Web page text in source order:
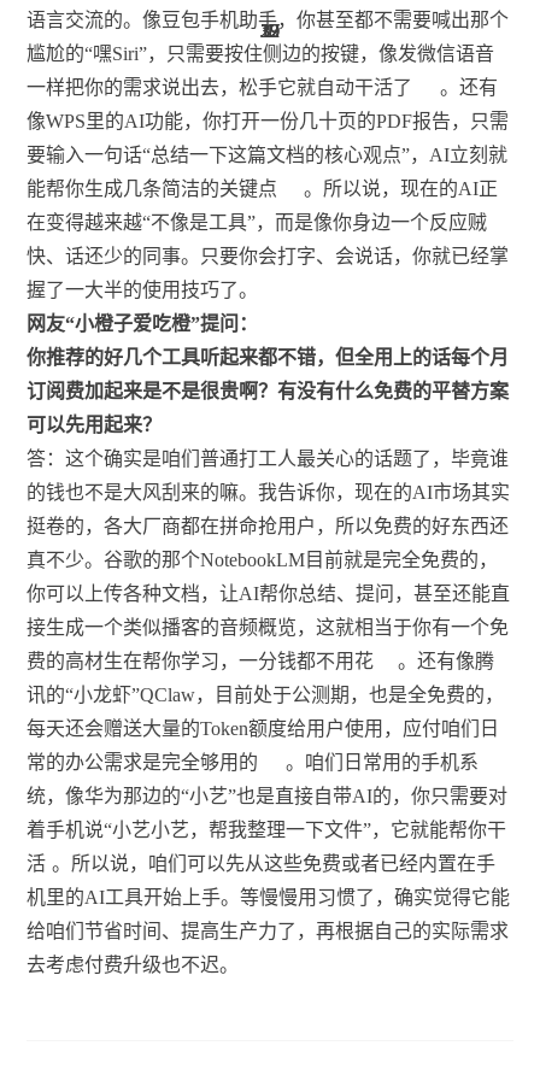
1
1
1
29
33
19
19
37
32
32
32
语言交流的。像豆包手机助手，你甚至都不需要喊出那个
尴尬的“嘿Siri”，只需要按住侧边的按键，像发微信语音
一样把你的需求说出去，松手它就自动干活了
29
。还有
像WPS里的AI功能，你打开一份几十页的PDF报告，只需
要输入一句话“总结一下这篇文档的核心观点”，AI立刻就
能帮你生成几条简洁的关键点
37
。所以说，现在的AI正
在变得越来越“不像是工具”，而是像你身边一个反应贼
快、话还少的同事。只要你会打字、会说话，你就已经掌
握了一大半的使用技巧了。
网友“小橙子爱吃橙”提问：
你推荐的好几个工具听起来都不错，但全用上的话每个月
订阅费加起来是不是很贵啊？有没有什么免费的平替方案
可以先用起来？
答：这个确实是咱们普通打工人最关心的话题了，毕竟谁
的钱也不是大风刮来的嘛。我告诉你，现在的AI市场其实
挺卷的，各大厂商都在拼命抢用户，所以免费的好东西还
真不少。谷歌的那个NotebookLM目前就是完全免费的，
你可以上传各种文档，让AI帮你总结、提问，甚至还能直
接生成一个类似播客的音频概览，这就相当于你有一个免
费的高材生在帮你学习，一分钱都不用花
17
。还有像腾
讯的“小龙虾”QClaw，目前处于公测期，也是全免费的，
每天还会赠送大量的Token额度给用户使用，应付咱们日
常的办公需求是完全够用的
32
。咱们日常用的手机系
统，像华为那边的“小艺”也是直接自带AI的，你只需要对
着手机说“小艺小艺，帮我整理一下文件”，它就能帮你干
活 。所以说，咱们可以先从这些免费或者已经内置在手
机里的AI工具开始上手。等慢慢用习惯了，确实觉得它能
给咱们节省时间、提高生产力了，再根据自己的实际需求
去考虑付费升级也不迟。